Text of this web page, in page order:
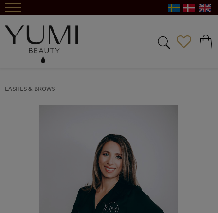
LASHES & BROWS